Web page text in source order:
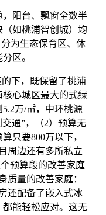
阳台、飘窗全数半
如桃浦智创城）均
为生态保育区、休
区。
下，既保留了桃浦
心城区最大的式绿
万/㎡，中环桃源
通”，（2）预算无
只要800万以下，
周边还有多所私立
预算段的改善家庭
质量的改善家庭：
还配备了嵌入式冰
都能轻松应对。这无